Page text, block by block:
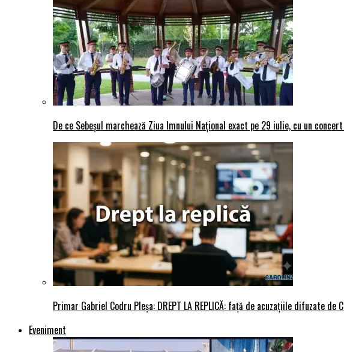
De ce Sebeșul marchează Ziua Imnului Național exact pe 29 iulie, cu un
Primar Gabriel Codru Pleșa: DREPT LA REPLICĂ: față de acuzațiile difuzate
Eveniment